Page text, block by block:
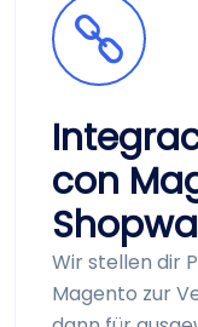
con
Wir stellen dir
Magento zur